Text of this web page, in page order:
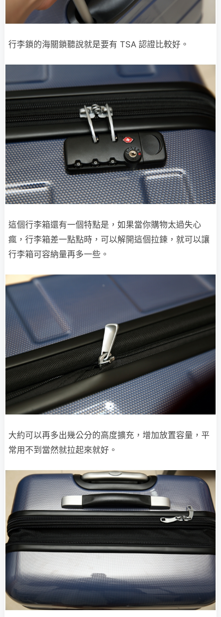
行李鎖的海關鎖聽說就是要有 TSA 認證比較好。
這個行李箱還有一個特點是，如果當你購物太過失心
瘋，行李箱差一點點時，可以解開這個拉鍊，就可以讓
行李箱可容納量再多一些。
大約可以再多出幾公分的高度擴充，增加放置容量，平
常用不到當然就拉起來就好。